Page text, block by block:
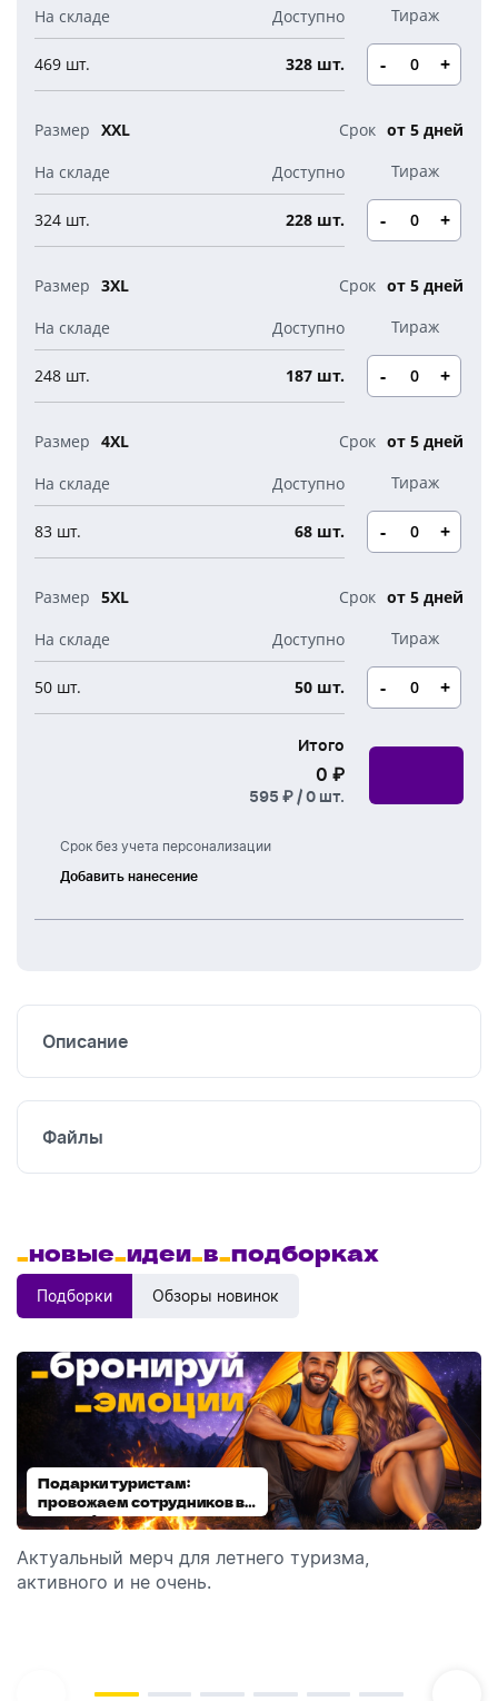
469 шт. 328 шт. - +
XXL от 5 дней
324 шт. 228 шт. - +
3XL от 5 дней
248 шт. 187 шт. - +
4XL от 5 дней
83 шт. 68 шт. - +
5XL от 5 дней
50 шт. 50 шт. - +
Срок без учета персонализации
Добавить нанесение
Шелкография
Итого
0 ₽
595 ₽ /0 шт.
Описание
Файлы
_новые_идеи_в_подборках
Подборки Обзоры новинок
Подарки туристам:
провожаем сотрудников в
отпуск!
Актуальный мерч для летнего туризма,
активного и не очень.
Диспенсеры для мыла:
выбираем модель
Обзор автоматических диспенсеров для мыла,
которые идеально подходят для брендирования.